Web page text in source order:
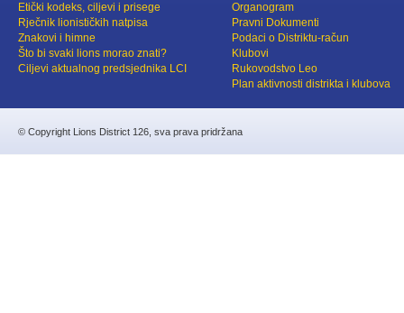
Etički kodeks, ciljevi i prisege
Rječnik lionističkih natpisa
Znakovi i himne
Što bi svaki lions morao znati?
Ciljevi aktualnog predsjednika LCI
Organogram
Pravni Dokumenti
Podaci o Distriktu-račun
Klubovi
Rukovodstvo Leo
Plan aktivnosti distrikta i klubova
© Copyright Lions District 126, sva prava pridržana